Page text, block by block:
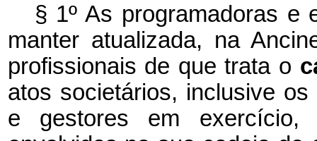
§ 1º As programadoras e
manter atualizada, na
profissionais de que trata o
atos societários, inclusive
e gestores em